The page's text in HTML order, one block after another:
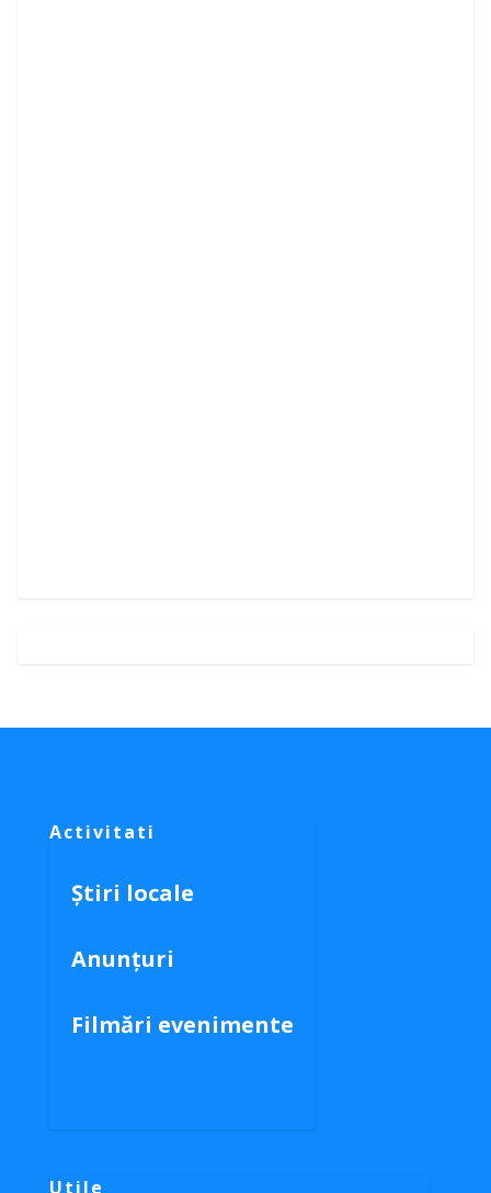
Activitati
Știri locale
Anunțuri
Filmări evenimente
Utile